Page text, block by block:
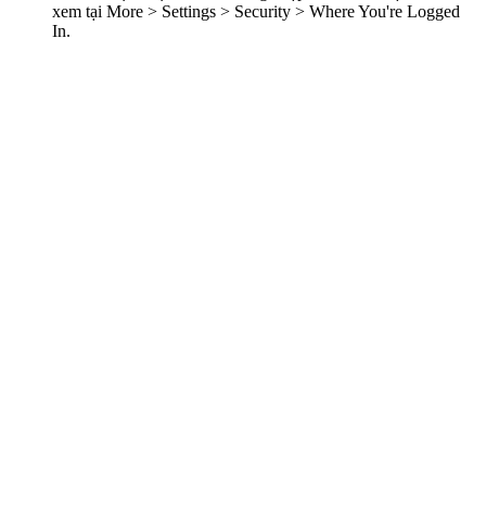
xem tại More > Settings > Security > Where You're Logged
In.